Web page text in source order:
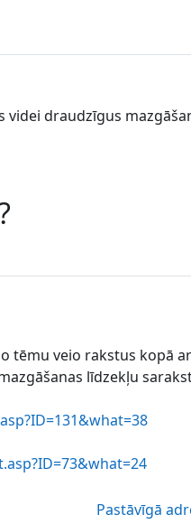
videi draudzīgus
tēmu veio rakstus kopā
līdzekļu
Pastāvīgā